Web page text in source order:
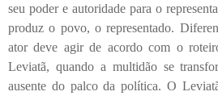
seu poder e autoridade para o
produz o povo, o representado.
ator deve agir de acordo com o
Leviatã, quando a multidão se
ausente do palco da política. O